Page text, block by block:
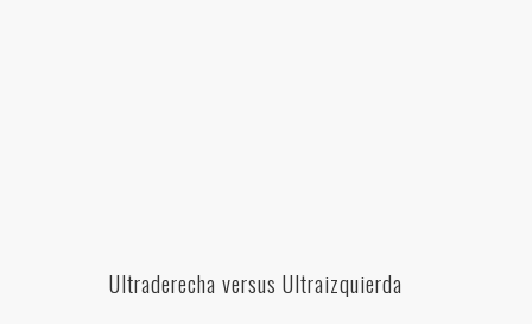
Ultraderecha versus Ultraizquierda